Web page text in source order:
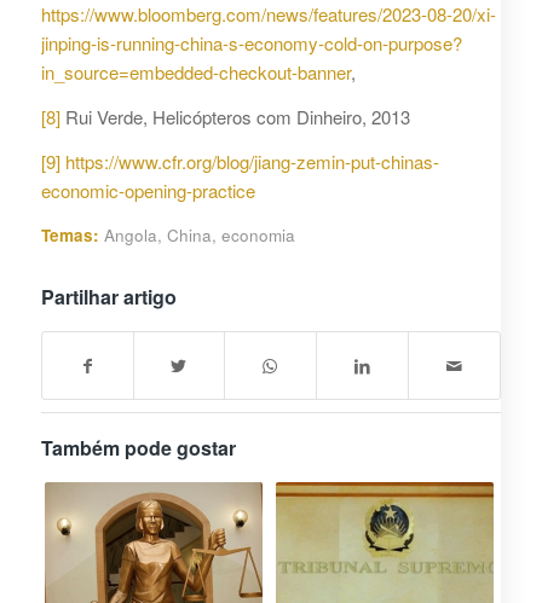
https://www.bloomberg.com/news/features/2023-08-20/xi-
jinping-is-running-china-s-economy-cold-on-purpose?
in_source=embedded-checkout-banner,
[8]Rui Verde, Helicópteros com Dinheiro, 2013
[9] https://www.cfr.org/blog/jiang-zemin-put-chinas-
economic-opening-practice
Temas: Angola, China, economia
Partilhar artigo
Também pode gostar